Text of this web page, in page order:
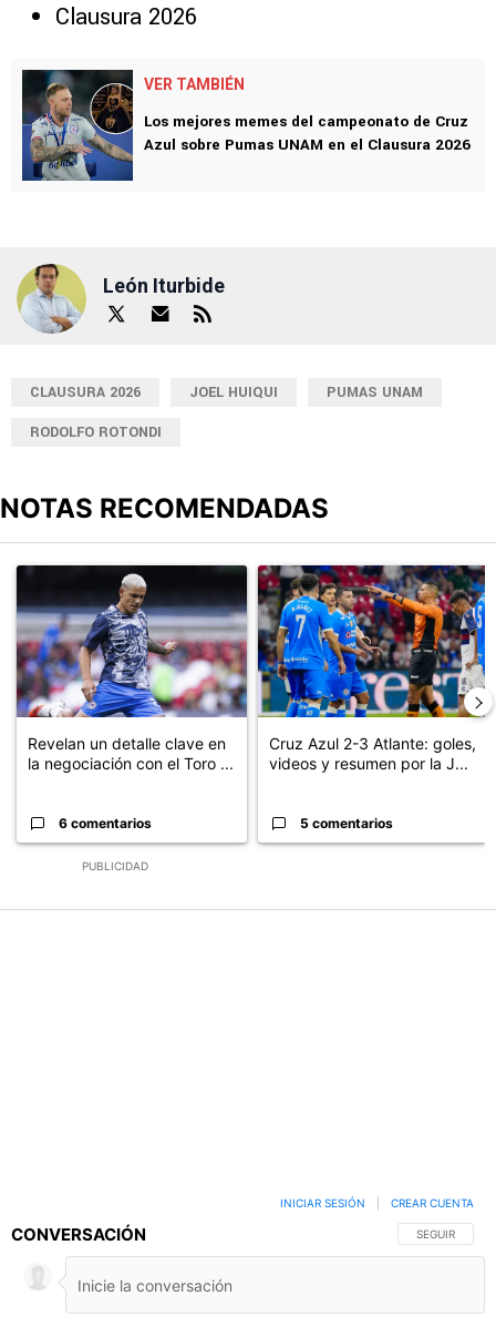
Clausura 2026
VER TAMBIÉN
Los mejores memes del campeonato de Cruz
Azul sobre Pumas UNAM en el Clausura 2026
León Iturbide
CLAUSURA 2026 JOEL HUIQUI
PUMAS UNAM
RODOLFO ROTONDI
NOTAS RECOMENDADAS
PUBLICIDAD
Un artículo de tendencia con el título "Revelan un detalle clave
Revelan un detalle clave en
la negociación con el Toro ...
6 comentarios
Un artículo de tendencia con el
Cruz Azul 2-3 Atlante: goles,
videos y resumen por la J...
5 comentarios
CONVERSACIÓN SIGA ESTA
SEGUIR
INICIAR SESIÓN CREAR CUENTA